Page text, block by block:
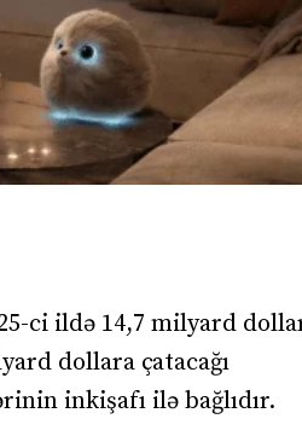
ci ildə 14,7 milyard
dollara çatacağı
inkişafı ilə bağlıdır.